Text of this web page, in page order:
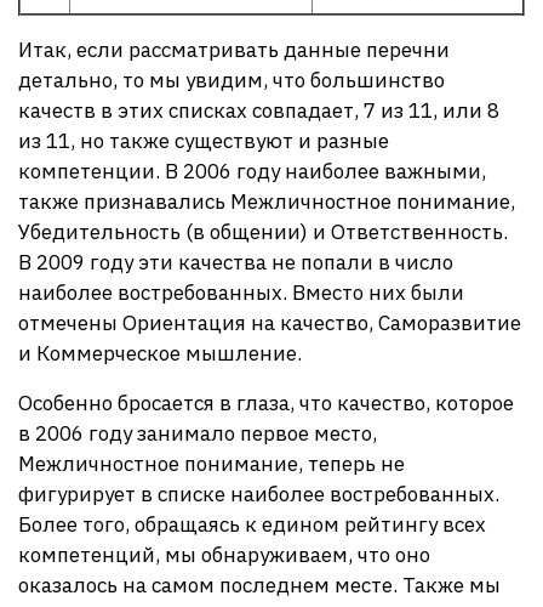
Итак, если рассматривать данные перечни
детально, то мы увидим, что большинство
качеств в этих списках совпадает, 7 из 11, или 8
из 11, но также существуют и разные
компетенции. В 2006 году наиболее важными,
также признавались Межличностное понимание,
Убедительность (в общении) и Ответственность.
В 2009 году эти качества не попали в число
наиболее востребованных. Вместо них были
отмечены Ориентация на качество, Саморазвитие
и Коммерческое мышление.
Особенно бросается в глаза, что качество, которое
в 2006 году занимало первое место,
Межличностное понимание, теперь не
фигурирует в списке наиболее востребованных.
Более того, обращаясь к едином рейтингу всех
компетенций, мы обнаруживаем, что оно
оказалось на самом последнем месте. Также мы